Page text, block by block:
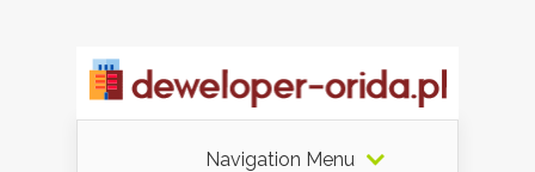
Navigation Menu